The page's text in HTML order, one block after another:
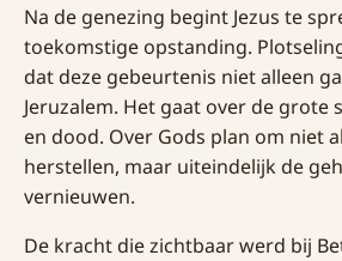
Na de genezing begint Jezus te
toekomstige opstanding.
dat deze gebeurtenis niet alleen
Jeruzalem. Het gaat over de grote
en dood. Over Gods plan om niet
herstellen, maar uiteindelijk de
vernieuwen.
De kracht die zichtbaar werd bij